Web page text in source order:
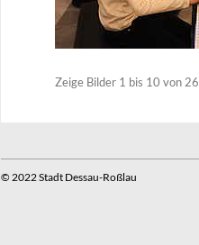
Zeige Bilder 1 bis 10 von 26
© 2022 Stadt Dessau-Roßlau